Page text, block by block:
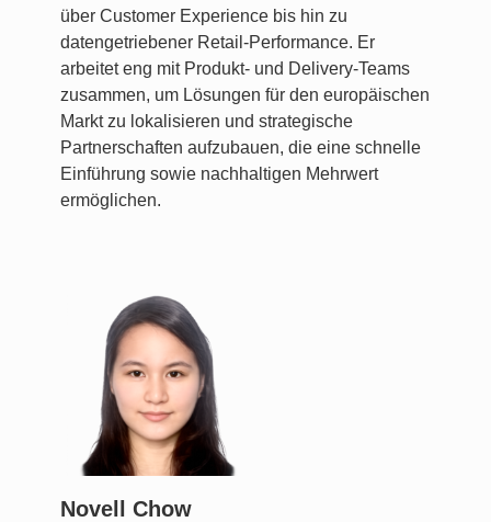
über Customer Experience bis hin zu
datengetriebener Retail-Performance. Er
arbeitet eng mit Produkt- und Delivery-Teams
zusammen, um Lösungen für den europäischen
Markt zu lokalisieren und strategische
Partnerschaften aufzubauen, die eine schnelle
Einführung sowie nachhaltigen Mehrwert
ermöglichen.
Novell Chow